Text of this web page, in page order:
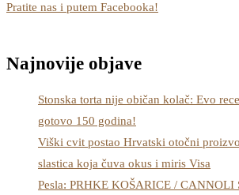
Pratite nas i putem Facebooka!
Najnovije objave
Stonska torta nije običan kolač: Evo
gotovo 150 godina!
Viški cvit postao Hrvatski otočni
slastica koja čuva okus i miris Visa
Pesla: PRHKE KOŠARICE /